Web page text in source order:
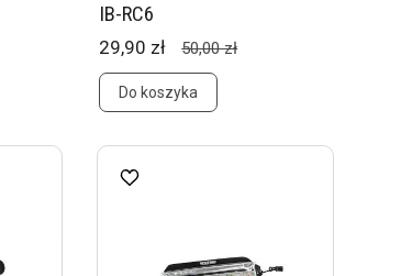
IB-RC6
29,90 zł 50,00 zł
Do koszyka